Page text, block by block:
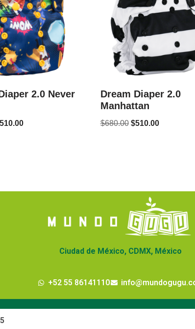
2.0 Never
510.00
Dream Diaper 2.0
Manhattan
$680.00 $510.00
Ciudad de México, CDMX, México
+52 55 86141110